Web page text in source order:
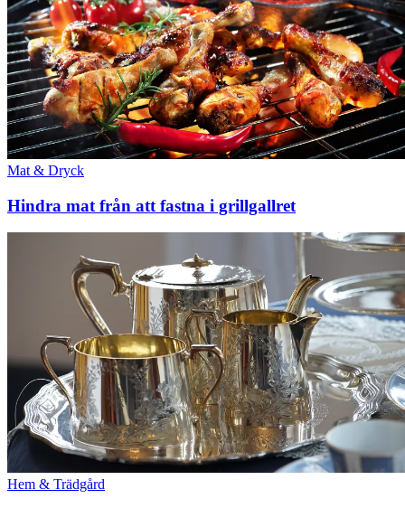
Mat & Dryck
Hindra mat från att fastna i grillgallret
Hem & Trädgård